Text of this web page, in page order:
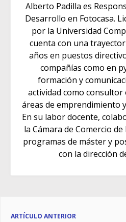
Alberto Padilla es
Desarrollo en Fotocasa.
por la Universidad
cuenta con una
años en puestos
compañías como en
formación y
actividad como consultor
áreas de emprendimiento
En su labor docente,
la Cámara de Comercio
programas de máster y
con la dirección
ARTÍCULO ANTERIOR